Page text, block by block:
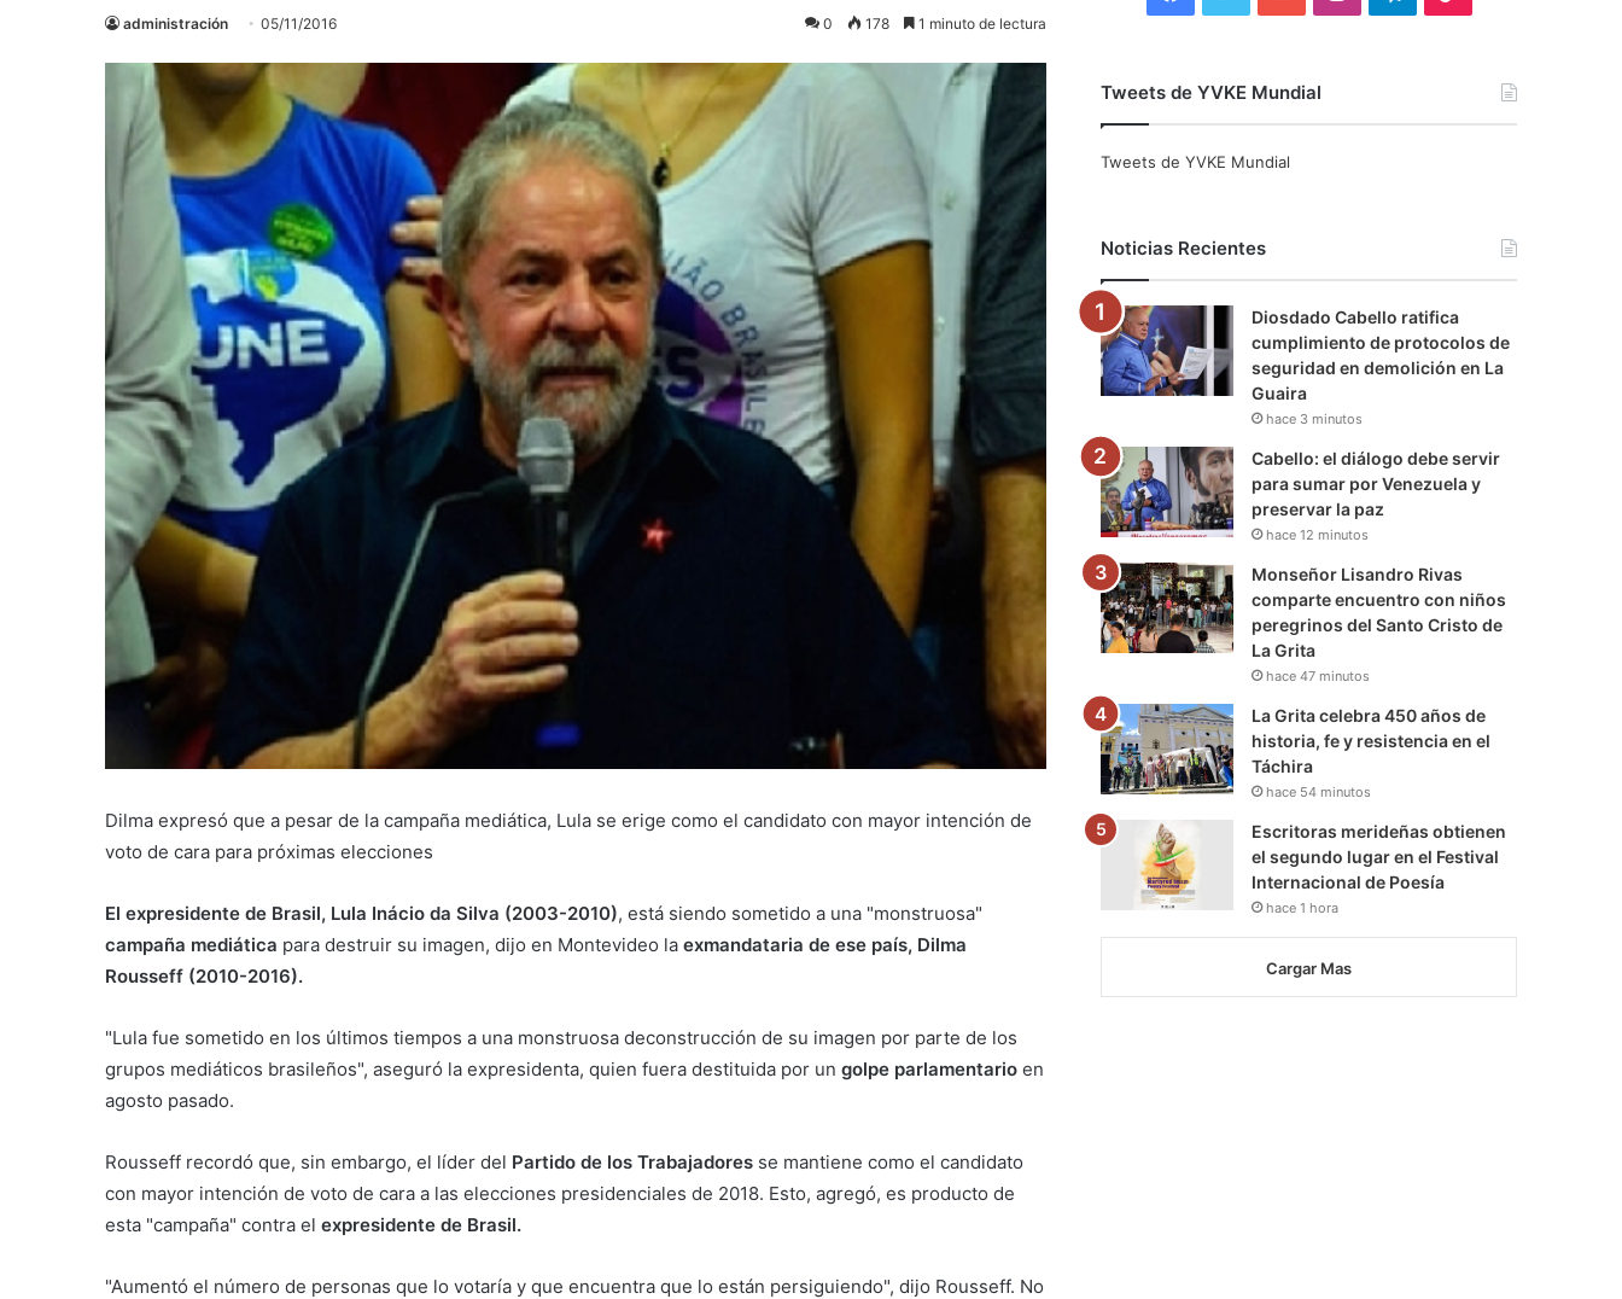
administración 05/11/2016 0 178 1 minuto de lectura
Dilma expresó que a pesar de la campaña mediática, Lula se erige como el candidato con mayor intención de
voto de cara para próximas elecciones
El expresidente de Brasil, Lula Inácio da Silva (2003-2010), está siendo sometido a una "monstruosa"
campaña mediática para destruir su imagen, dijo en Montevideo la exmandataria de ese país, Dilma
Rousseff (2010-2016).
"Lula fue sometido en los últimos tiempos a una monstruosa deconstrucción de su imagen por parte de los
grupos mediáticos brasileños", aseguró la expresidenta, quien fuera destituida por un golpe parlamentario en
agosto pasado.
Rousseff recordó que, sin embargo, el líder del Partido de los Trabajadores se mantiene como el candidato
con mayor intención de voto de cara a las elecciones presidenciales de 2018. Esto, agregó, es producto de
esta "campaña" contra el expresidente de Brasil.
"Aumentó el número de personas que lo votaría y que encuentra que lo están persiguiendo", dijo Rousseff. No
c
o
k
i
r
u
e
r
a
m
a
m
Tweets de YVKE Mundial
Tweets de YVKE Mundial
Noticias Recientes
Diosdado Cabello ratifica
cumplimiento de protocolos de
seguridad en demolición en La
Guaira
hace 3 minutos
Cabello: el diálogo debe servir
para sumar por Venezuela y
preservar la paz
hace 12 minutos
Monseñor Lisandro Rivas
comparte encuentro con niños
peregrinos del Santo Cristo de
La Grita
hace 47 minutos
La Grita celebra 450 años de
historia, fe y resistencia en el
Táchira
hace 54 minutos
Escritoras merideñas obtienen
el segundo lugar en el Festival
Internacional de Poesía
hace 1 hora
Cargar Mas